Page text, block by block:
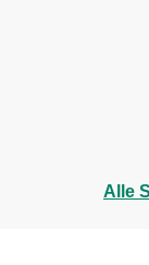
Alle